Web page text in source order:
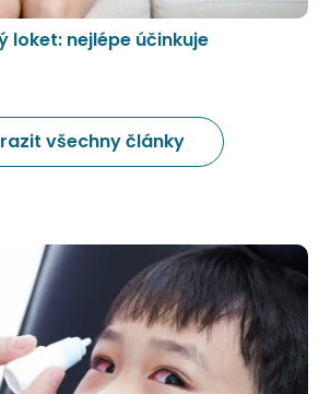
loket: nejlépe účinkuje
všechny články